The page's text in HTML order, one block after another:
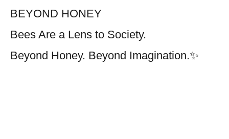
BEYOND HONEY
Bees Are a Lens to Society.
Beyond Honey. Beyond Imagination.✨